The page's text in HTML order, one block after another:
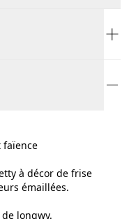
faïence
à décor de frise
émaillées.
longwy.